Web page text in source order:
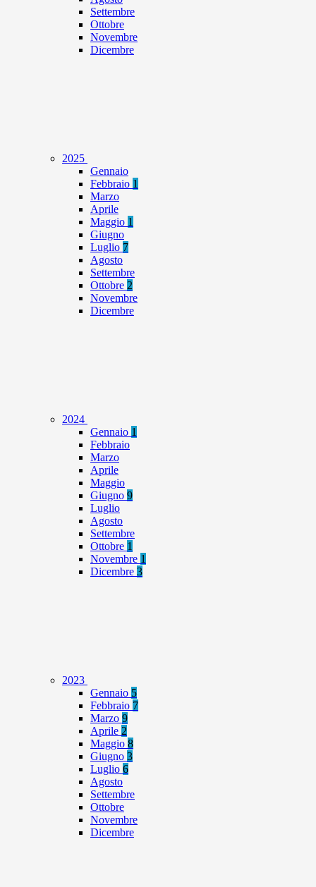
Settembre
Ottobre
Novembre
Dicembre
2025
Gennaio
Febbraio 1
Marzo
Aprile
Maggio 1
Giugno
Luglio 7
Agosto
Settembre
Ottobre 2
Novembre
Dicembre
2024
Gennaio 1
Febbraio
Marzo
Aprile
Maggio
Giugno 9
Luglio
Agosto
Settembre
Ottobre 1
Novembre 1
Dicembre 3
2023
Gennaio 5
Febbraio 7
Marzo 9
Aprile 2
Maggio 8
Giugno 3
Luglio 6
Agosto
Settembre
Ottobre
Novembre
Dicembre